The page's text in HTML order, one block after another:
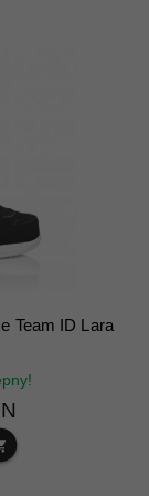
Team ID Lara